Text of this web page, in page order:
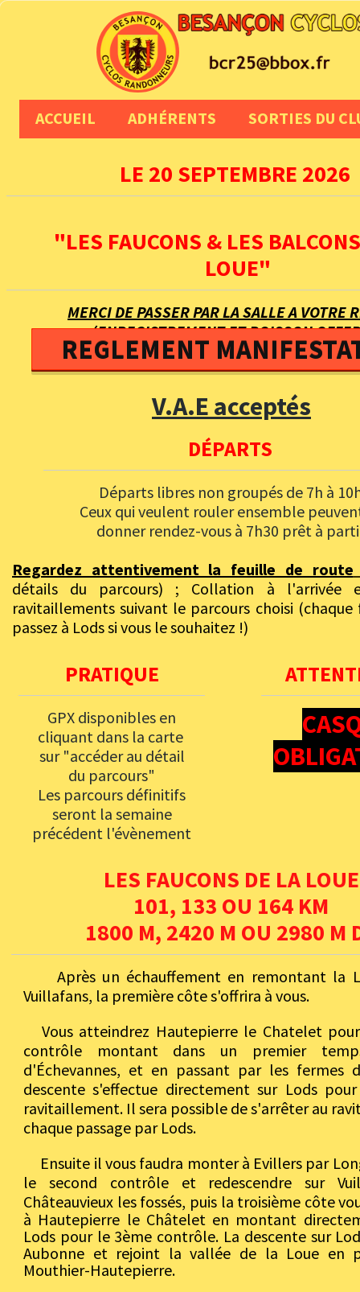
ACCUEIL ADHÉRENTS SORTIES DU
LE 20 SEPTEMBRE 2026
"LES FAUCONS & LES
LOUE"
MERCI DE PASSER PAR LA SALLE A VOTRE
(ENREGISTREMENT ET BOISSON
REGLEMENT
V.A.E acceptés
DÉPARTS
Départs libres non groupés de 7h à
Ceux qui veulent rouler ensemble
donner rendez-vous à 7h30 prêt à
Regardez attentivement la feuille de route
détails du parcours) ; Collation à l'arrivée
ravitaillements suivant le parcours choisi (chaque
passez à Lods si vous le souhaitez !)
PRATIQUE
GPX disponibles en
cliquant dans la carte
sur "accéder au détail
du parcours"
Les parcours définitifs
seront la semaine
précédent l'évènement
LES FAUCONS DE LA LOUE
101, 133 OU 164 KM
1800 M, 2420 M OU 2980 M
Après un échauffement en remontant la
Vuillafans, la première côte s'offrira à vous.
Vous atteindrez Hautepierre le Chatelet
contrôle montant dans un premier
d'Échevannes, et en passant par les fermes
descente s'effectue directement sur Lods
ravitaillement. Il sera possible de s'arrêter au
chaque passage par Lods.
Ensuite il vous faudra monter à Evillers par
le second contrôle et redescendre sur
Châteauvieux les fossés, puisla troisième côte
à Hautepierre le Châtelet en montant
Lods pour le 3ème contrôle. La descente sur
Aubonne et rejoint la vallée de la Loue en
Mouthier-Hautepierre.